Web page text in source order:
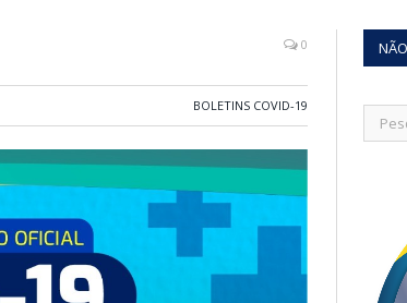
0
BOLETINS COVID-19